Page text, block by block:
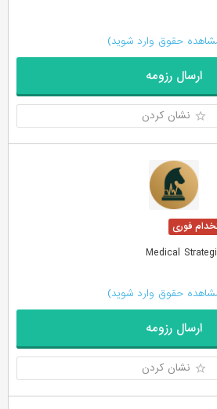
حقوق وارد شوید)
ارسال رزومه
نشان کردن
حقوق وارد شوید)
ارسال رزومه
نشان کردن